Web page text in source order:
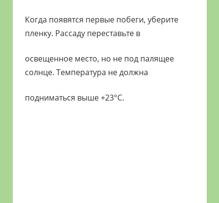
Когда появятся первые побеги, уберите
пленку. Рассаду переставьте в
освещенное место, но не под палящее
солнце. Температура не должна
подниматься выше +23°С.